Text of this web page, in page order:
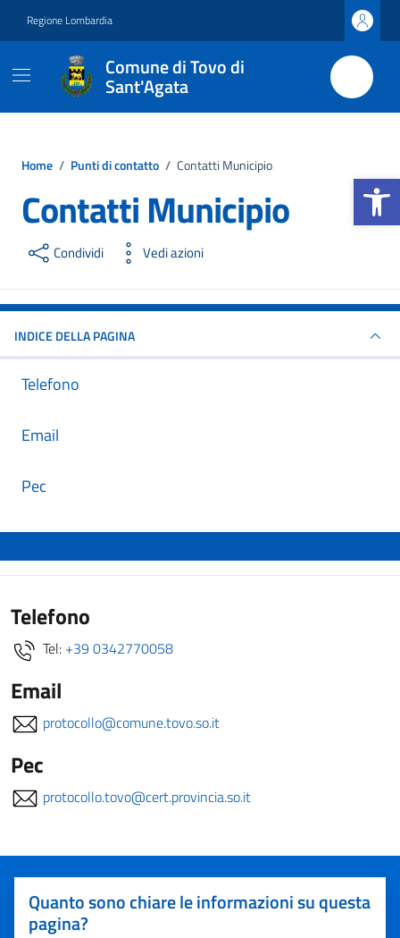
Apri la
Regione Lombardia
Comune di Tovo di
Sant'Agata
Home / Punti di contatto / Contatti Municipio
Contatti Municipio
Condividi Vedi azioni
INDICE DELLA PAGINA
Telefono
Email
Pec
Telefono
Tel: +39 0342770058
Email
protocollo@comune.tovo.so.it
Pec
protocollo.tovo@cert.provincia.so.it
Quanto sono chiare le informazioni su questa
pagina?